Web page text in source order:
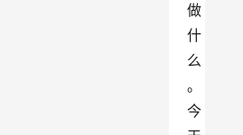
做
什
么
。
今